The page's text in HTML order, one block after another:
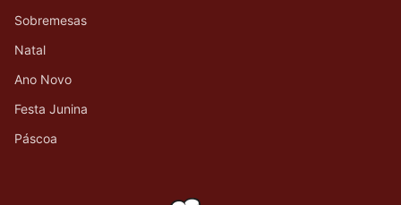
Sobremesas
Natal
Ano Novo
Festa Junina
Páscoa